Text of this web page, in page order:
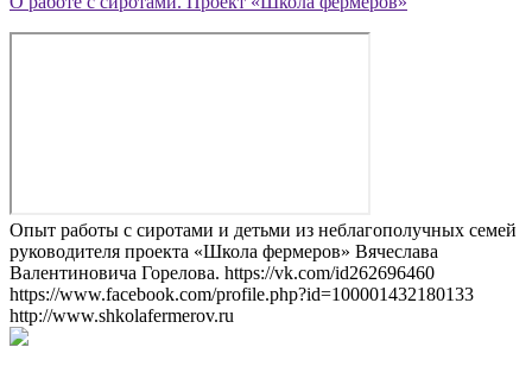
Опыт работы с сиротами и детьми из неблагополучных семей
руководителя проекта «Школа фермеров» Вячеслава
Валентиновича Горелова. https://vk.com/id262696460
https://www.facebook.com/profile.php?id=100001432180133
http://www.shkolafermerov.ru